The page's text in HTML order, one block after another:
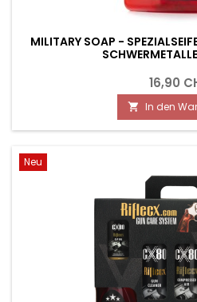
MILITARY SOAP -
16,90
 In den
Neu